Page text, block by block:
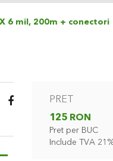
6 mil, 200m + conectori
PRET
125 RON
Pret per BUC
Include TVA